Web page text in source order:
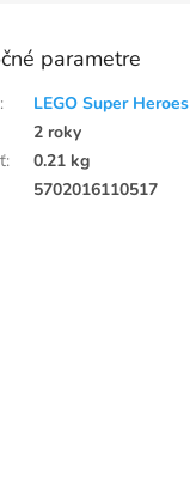
parametre
:
LEGO Super Heroes
2 roky
:
0.21 kg
5702016110517